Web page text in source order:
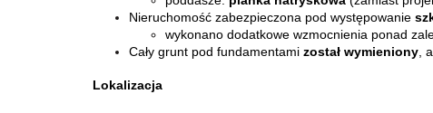
Nieruchomość zabezpieczona pod występowanie
wykonano dodatkowe wzmocnienia ponad
Cały grunt pod fundamentami został wymieniony ,
Lokalizacja